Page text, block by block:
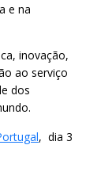
e na
inovação,
ao serviço
dos
, dia 3